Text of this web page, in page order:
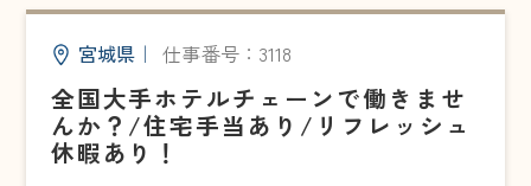
宮城県 ｜ 仕事番号：3118
全国大手ホテルチェーンで働きませ
んか？/住宅手当あり/リフレッシュ
休暇あり！